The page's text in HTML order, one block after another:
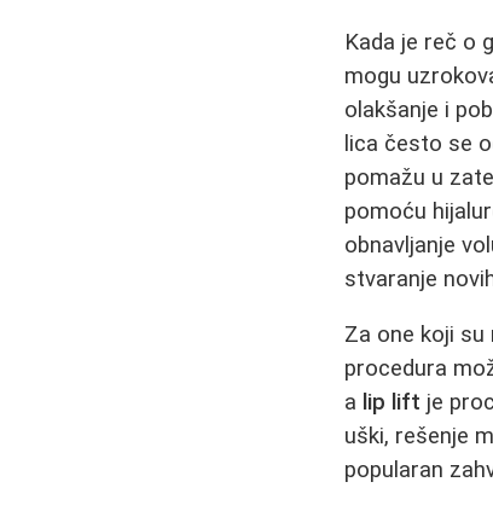
Kada je reč o
mogu
olakšanje i
lica često se
pomažu u
pomoću
obnavljanje
stvaranje
Za one koji su
procedura
a lip lift je
uški, rešenje
popularan